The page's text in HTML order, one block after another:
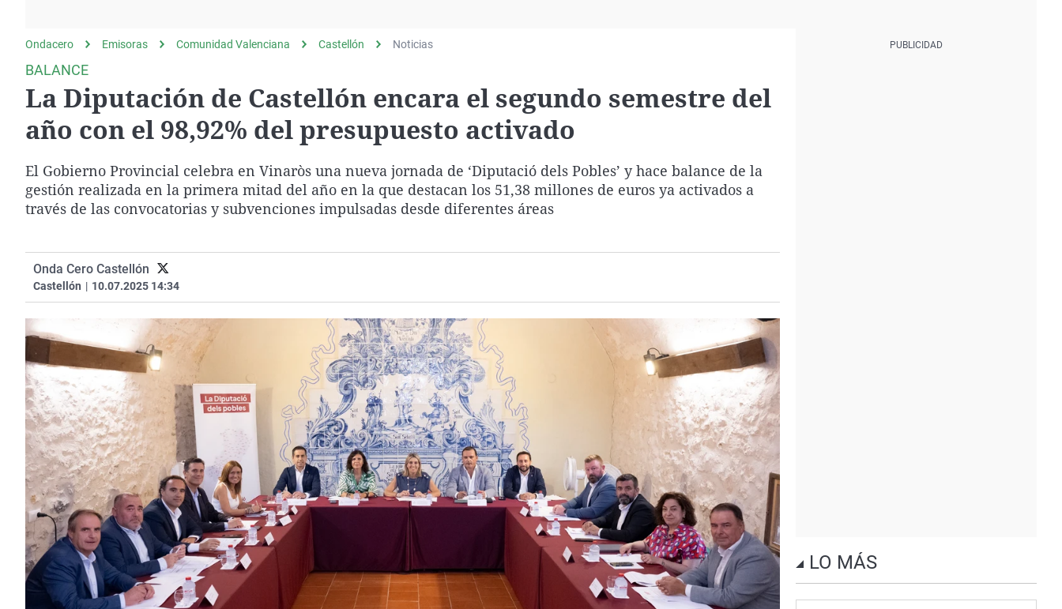
Operación Viuda
Negra
Ondacero Emisoras Comunidad Valenciana Castellón Noticias
BALANCE
La Diputación de Castellón encara el segundo semestre del
año con el 98,92% del presupuesto activado
El Gobierno Provincial celebra en Vinaròs una nueva jornada de ‘Diputació dels Pobles’ y hace balance de la
gestión realizada en la primera mitad del año en la que destacan los 51,38 millones de euros ya activados a
través de las convocatorias y subvenciones impulsadas desde diferentes áreas
Onda Cero Castellón
Castellón | 10.07.2025 14:34
LO MÁS